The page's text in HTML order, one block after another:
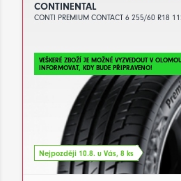
CONTINENTAL
CONTI PREMIUM CONTACT 6 255/60 R18
VEŠKERÉ ZBOŽÍ JE MOŽNÉ VYZVEDOUT V
INFORMOVAT, KDY BUDE PŘIPRAVENO!
Nejpozději 10.8. u Vás, 8 ks